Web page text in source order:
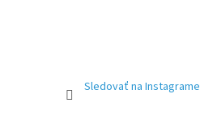
Sledovať na Instagrame